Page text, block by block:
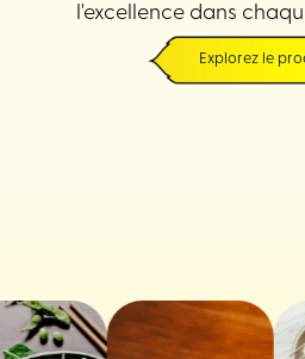
l'excellence dans
Explorez le